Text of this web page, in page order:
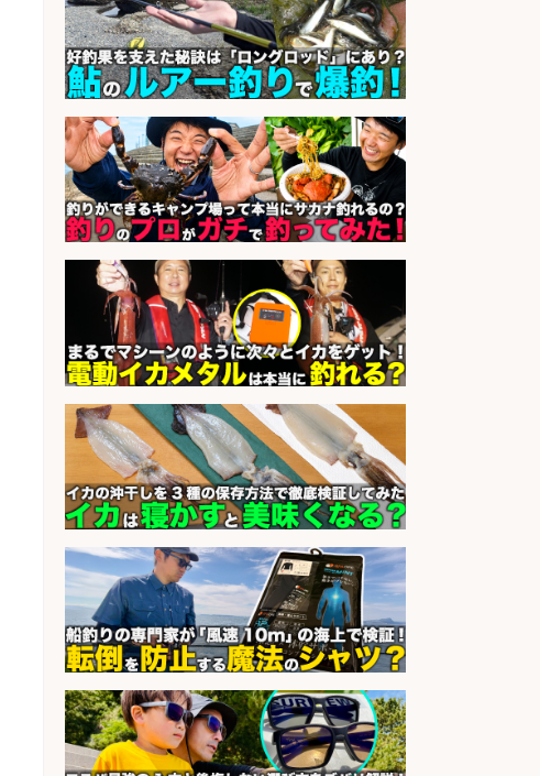
会社名 株式会社REnista
sponsored by 求人ボックス
釣り好き必見「釣具の設計開
発」/DAIWA公認製品/年休117日
会社名
株式会社スポーツライフプラネ
ッツ
sponsored by 求人ボックス
日払いOKで即日収入/軽作業・物流
その他/「9月末までの短期」釣り具
のピッキング作業など/残業少なめ/
日勤&土日休み/未経験OK!
会社名
UTエージェント株式会社 関西第
二CU
sponsored by 求人ボックス
福岡「現場監督」/釣り好き歓迎/残
業10時間/経験者歓迎
広松久水産株式会社
sponsored by 求人ボックス
レジ打ち/日払いOK/おさかなの三枚
会社名 株式会社G&G
sponsored by 求人ボックス